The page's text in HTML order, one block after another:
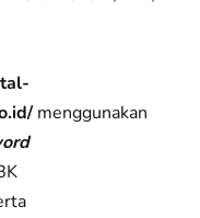
menggunakan